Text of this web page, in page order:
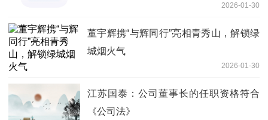
2026-01-30
董宇辉携“与辉同行”亮相青秀山，解锁绿
城烟火气
2026-01-30
江苏国泰：公司董事长的任职资格符合
《公司法》